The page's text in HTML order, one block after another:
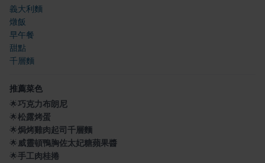
義大利麵
燉飯
早午餐
甜點
千層麵
推薦菜色
🌟巧克力布朗尼
🌟松露烤蛋
🌟焗烤雞肉起司千層麵
🌟威靈頓鴨胸佐太妃糖蘋果醬
🌟手工肉桂捲